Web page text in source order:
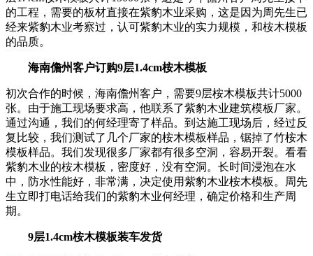
的工程，需要的板材直接在紫豹木业采购，这是因为周先生已
经来紫豹木业考察过，认可紫豹木业的实力规模，和桉木模板
的品质。
海南儋州客户订购9层1.4cm桉木模板
初次合作的时候，海南儋州客户，需要9层桉木模板共计5000
张。由于施工现场要求高，他联系了紫豹木业建筑模板厂家。
通过沟通，我们的何经理寄了样品。到达施工现场后，经过反
复比较，我们测试了几个厂家的桉木模板样品，锯掉了竹桉木
模板样品。我们发现很多厂家都有很多空洞，容易开裂。看看
紫豹木业的桉木模板，密度好，没有空洞。长时间浸泡在水
中，防水性能好，非常满，决定使用紫豹木业桉木模板。周先
生立即打电话给我们的紫豹木业何经理，确定价格和生产周
期。
9层1.4cm桉木模板装车发货